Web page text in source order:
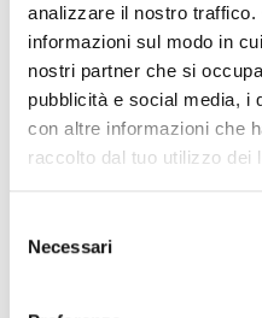
analizzare il nostro traffico.
informazioni sul modo in
nostri partner che si
pubblicità e social media, i
con altre informazioni che
raccolto dal tuo utilizzo dei
delNecessari
EMERGENCIA